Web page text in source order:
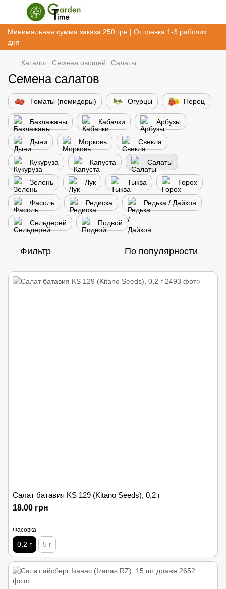
Минимальная сумма заказа 250 грн | Отправка 1-3 рабочих
дня
Каталог Семена овощей Салаты
Семена салатов
Томаты (помидоры) Огурцы Перец
Баклажаны Кабачки Арбузы
Дыни Морковь Свекла
Кукуруза Капуста Салаты
Зелень Лук Тыква Горох
Фасоль Редиска Редька / Дайкон
Сельдерей Подвой
Фильтр По популярности
Салат батавия KS 129 (Kitano Seeds), 0,2 г
18.00 грн
Фасовка
0,2 г 5 г